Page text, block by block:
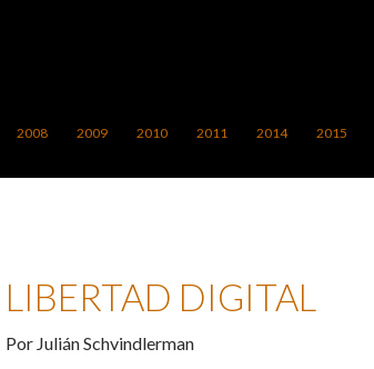
2008 2009 2010 2011 2014 2015
LIBERTAD DIGITAL
Por Julián Schvindlerman